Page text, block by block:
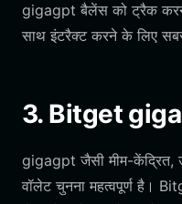
gigagpt बैलेंस को ट्रैक
साथ इंटरैक्ट करने के लिए
3. Bitget
gigagpt जैसी मीम-केंद्रित,
वॉलेट चुनना महत्वपूर्ण है।